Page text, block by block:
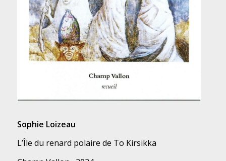
Sophie Loizeau
L’Île du renard polaire de To Kirsikka